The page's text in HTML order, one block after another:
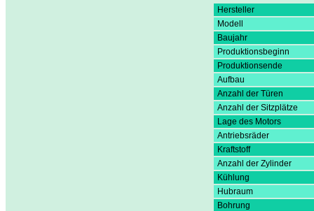
Hersteller
Modell
Baujahr
Produktionsbeginn
Produktionsende
Aufbau
Anzahl der Türen
Anzahl der Sitzplätze
Lage des Motors
Antriebsräder
Kraftstoff
Anzahl der Zylinder
Kühlung
Hubraum
Bohrung